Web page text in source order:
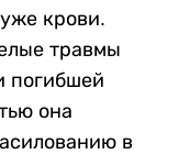
крови.
травмы
погибшей
она
в